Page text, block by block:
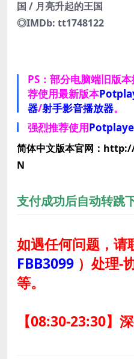
国 / 月亮升起的王国
◎IMDb: tt1748122
PS：部分电脑端旧版
荐使用最新版本
器/射手影音播放器。
强烈推荐使用
简体中文版本官网：
N
支付成功后自动转跳
如遇任何问题，请
FBB3099 ） 处理-
等。
【08:30-23:30】